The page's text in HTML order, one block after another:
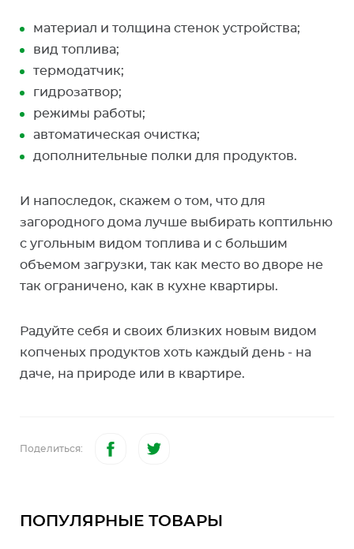
материал и толщина стенок устройства;
вид топлива;
термодатчик;
гидрозатвор;
режимы работы;
автоматическая очистка;
дополнительные полки для продуктов.
И напоследок, скажем о том, что для
загородного дома лучше выбирать коптильню
с угольным видом топлива и с большим
объемом загрузки, так как место во дворе не
так ограничено, как в кухне квартиры.
Радуйте себя и своих близких новым видом
копченых продуктов хоть каждый день - на
даче, на природе или в квартире.
Поделиться:
ПОПУЛЯРНЫЕ ТОВАРЫ